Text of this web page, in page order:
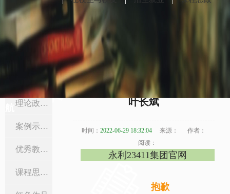
理论政策学习
案例示范课
优秀教学设计
课程思政活动
红色作品
当前位置: 课程思政
叶长斌
时间： 2022-06-29 18:32:04 来源：
作者：
阅读：
永利23411集团官网
抱歉